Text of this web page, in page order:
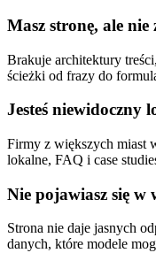
Masz stronę, ale
Brakuje architektury
ścieżki od frazy do
Jesteś niewidoczny
Firmy z większych miast
lokalne, FAQ i case
Nie pojawiasz się
Strona nie daje jasnych
danych, które modele